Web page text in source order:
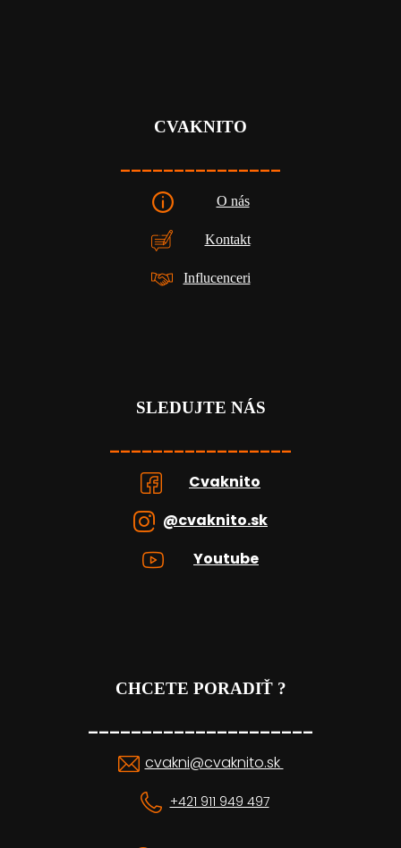
CVAKNITO
_______________
O nás
Kontakt
Influcenceri
SLEDUJTE NÁS
_________________
Cvaknito
@cvaknito.sk
Youtube
CHCETE PORADIŤ ?
_____________________
cvakni@cvaknito.sk
+421 911 949 497